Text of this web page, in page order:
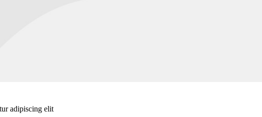
adipiscing elit